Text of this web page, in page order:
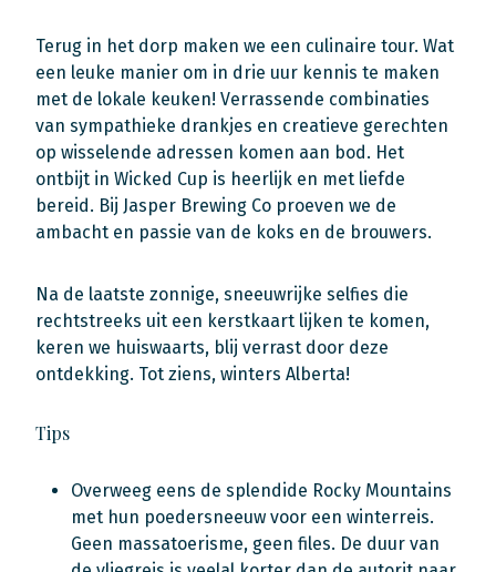
Terug in het dorp maken we een culinaire tour. Wat
een leuke manier om in drie uur kennis te maken
met de lokale keuken! Verrassende combinaties
van sympathieke drankjes en creatieve gerechten
op wisselende adressen komen aan bod. Het
ontbijt in Wicked Cup is heerlijk en met liefde
bereid. Bij Jasper Brewing Co proeven we de
ambacht en passie van de koks en de brouwers.
Na de laatste zonnige, sneeuwrijke selfies die
rechtstreeks uit een kerstkaart lijken te komen,
keren we huiswaarts, blij verrast door deze
ontdekking. Tot ziens, winters Alberta!
Tips
Overweeg eens de splendide Rocky Mountains
met hun poedersneeuw voor een winterreis.
Geen massatoerisme, geen files. De duur van